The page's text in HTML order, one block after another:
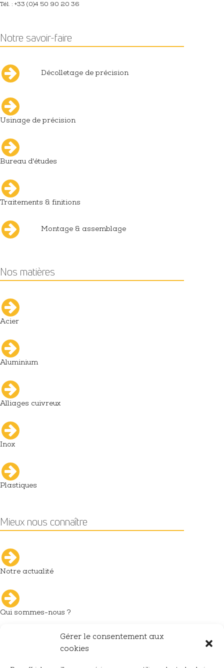
Gérer le consentement aux
cookies
Tél. : +33 (0)4 50 90 20 36
Notre savoir-faire
Décolletage de précision
Usinage de précision
Bureau d'études
Traitements & finitions
Montage & assemblage
Nos matières
Acier
Aluminium
Alliages cuivreux
Inox
Plastiques
Mieux nous connaître
Notre actualité
Qui sommes-nous ?
L'industrie du décolletage